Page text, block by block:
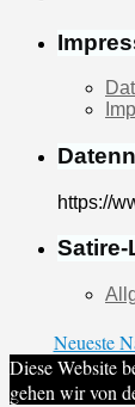
https://
Neueste
Diese Website
gehen wir von